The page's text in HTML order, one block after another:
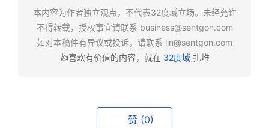
本内容为作者独立观点，不代表32度域立场。未经允许
不得转载，授权事宜请联系 business@sentgon.com
如对本稿件有异议或投诉，请联系 lin@sentgon.com
👍喜欢有价值的内容，就在 32度域扎堆
赞 (0)